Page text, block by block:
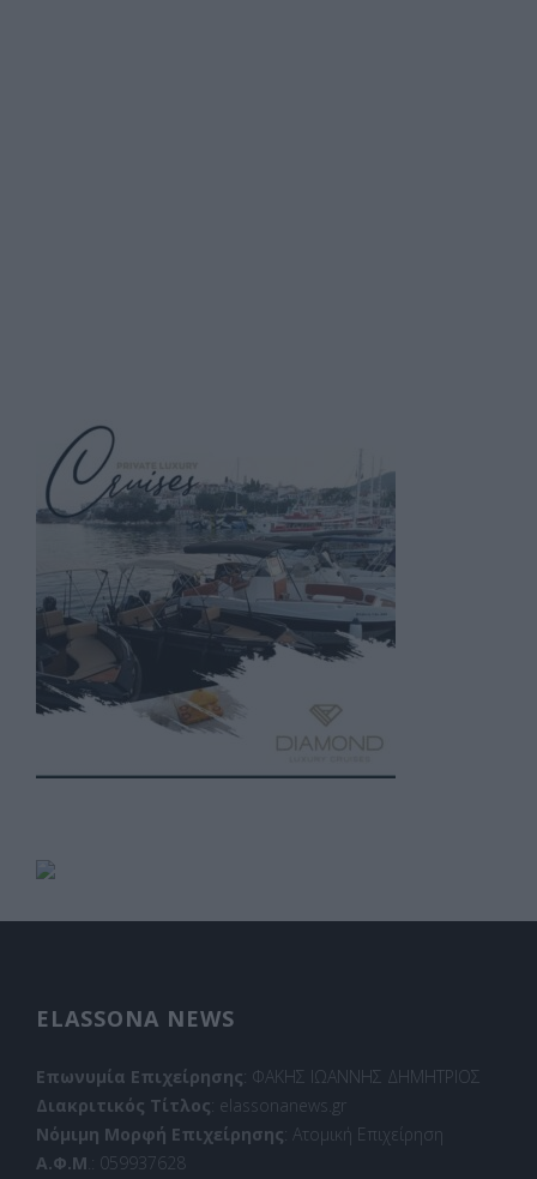
ELASSONA NEWS
Επωνυμία Επιχείρησης: ΦΑΚΗΣ ΙΩΑΝΝΗΣ ΔΗΜΗΤΡΙΟΣ
Διακριτικός Τίτλος: elassonanews.gr
Νόμιμη Μορφή Επιχείρησης: Ατομική Επιχείρηση
Α.Φ.Μ.: 059937628